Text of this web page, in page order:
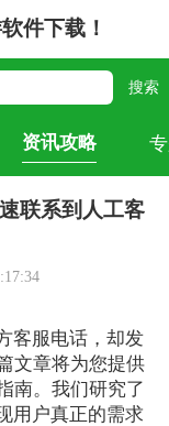
件下载！
资讯攻略
联系到人工客
客服电话，却发
文章将为您提供
南。我们研究了
用户真正的需求